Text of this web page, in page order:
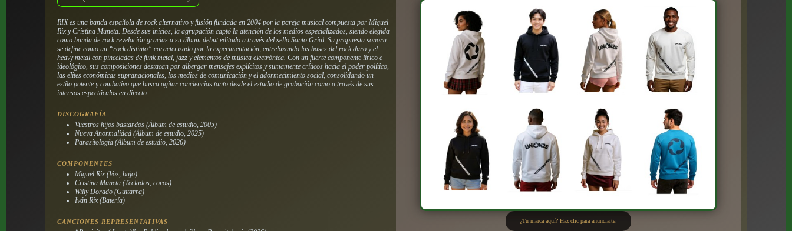
RIX es una banda española de rock alternativo y fusión fundada en 2004 por la pareja musical compuesta por Miguel
Rix y Cristina Muneta. Desde sus inicios, la agrupación captó la atención de los medios especializados, siendo elegida
como banda de rock revelación gracias a su álbum debut editado a través del sello Santo Grial. Su propuesta sonora
se define como un “rock distinto” caracterizado por la experimentación, entrelazando las bases del rock duro y el
heavy metal con pinceladas de funk metal, jazz y elementos de música electrónica. Con un fuerte componente lírico e
ideológico, sus composiciones destacan por albergar mensajes explícitos y sumamente críticos hacia el poder político,
las élites económicas supranacionales, los medios de comunicación y el adormecimiento social, consolidando un
estilo potente y combativo que busca agitar conciencias tanto desde el estudio de grabación como a través de sus
intensos espectáculos en directo.
DISCOGRAFÍA
Vuestros hijos bastardos (Álbum de estudio, 2005)
Nueva Anormalidad (Álbum de estudio, 2025)
Parasitología (Álbum de estudio, 2026)
COMPONENTES
Miguel Rix (Voz, bajo)
Cristina Muneta (Teclados, coros)
Willy Dorado (Guitarra)
Iván Rix (Batería)
CANCIONES REPRESENTATIVAS ¿Tu marca aquí? Haz clic para anunciarte.